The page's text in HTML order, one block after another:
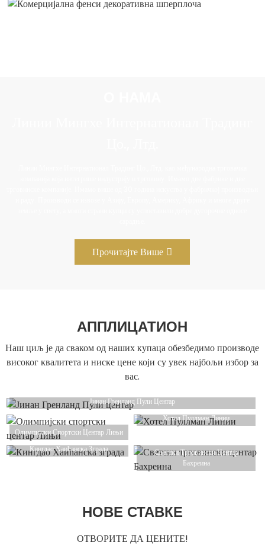
Прочитајте Више
АППЛИЦАТИОН
Наш циљ је да сваком од наших купаца обезбедимо производе
високог квалитета и ниске цене који су увек најбољи избор за
вас.
Јинан Гренланд Пули Центар
Олимпијски Спортски Центар Лињи
Хотел Пуллман Линии
Кингдао Хаићанска Зграда
Светски Трговински Центар
Бахреина
НОВЕ СТАВКЕ
ОТВОРИТЕ ДА ЦЕНИТЕ!